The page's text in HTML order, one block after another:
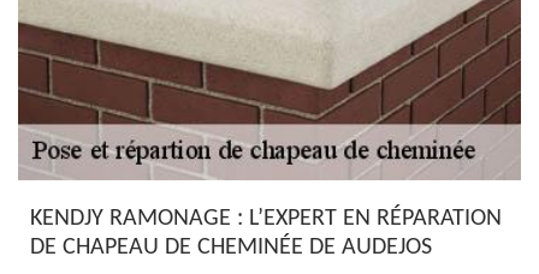
KENDJY RAMONAGE : L’EXPERT EN RÉPARATION
DE CHAPEAU DE CHEMINÉE DE AUDEJOS